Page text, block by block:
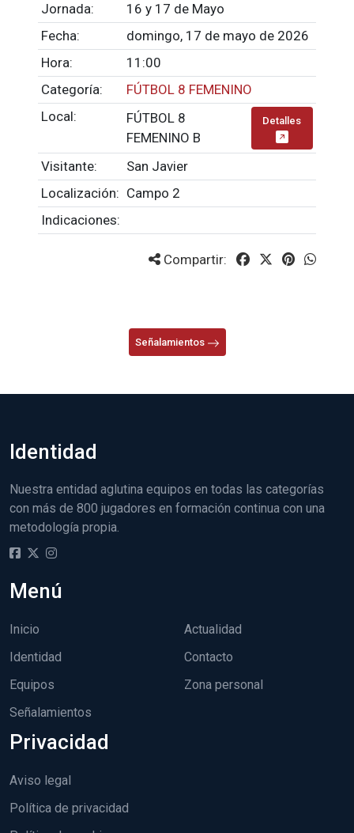
Jornada:
16 y 17 de Mayo
Fecha:
domingo, 17 de mayo de 2026
Hora:
11:00
Categoría:
FÚTBOL 8 FEMENINO
Local:
FÚTBOL 8
FEMENINO B
Detalles
Visitante:
San Javier
Localización: Campo 2
Indicaciones:
Compartir:
Señalamientos
Identidad
Nuestra entidad aglutina equipos en todas las categorías
con más de 800 jugadores en formación continua con una
metodología propia.
Menú
Inicio
Identidad
Equipos
Señalamientos
Actualidad
Contacto
Zona personal
Privacidad
Aviso legal
Política de privacidad